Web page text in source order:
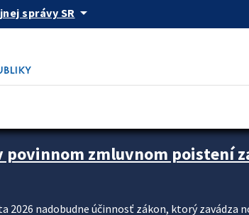
správy SR arrow_drop_down
povinnom zmluvnom poistení
2026 nadobudne účinnosť zákon, ktorý zavádza